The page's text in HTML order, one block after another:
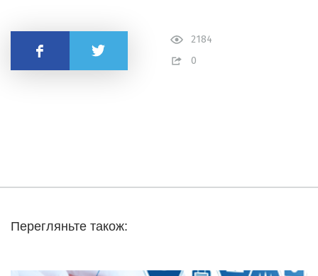
2184
0
Поділитись
Перегляньте також: